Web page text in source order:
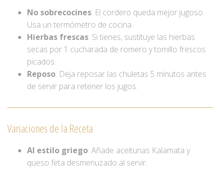
No sobrecocines: El cordero queda mejor jugoso.
Usa un termómetro de cocina.
Hierbas frescas: Si tienes, sustituye las hierbas
secas por 1 cucharada de romero y tomillo frescos
picados.
Reposo: Deja reposar las chuletas 5 minutos antes
de servir para retener los jugos.
Variaciones de la Receta
Al estilo griego: Añade aceitunas Kalamata y
queso feta desmenuzado al servir.